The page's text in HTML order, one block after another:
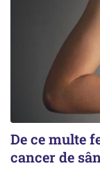
De ce multe
cancer de